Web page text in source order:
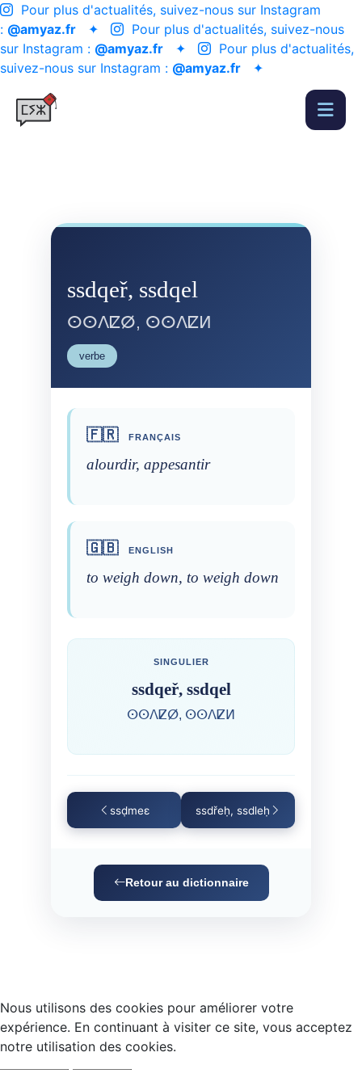
Pour plus d'actualités, suivez-nous sur Instagram
: @amyaz.fr ✦
Pour plus d'actualités, suivez-nous
sur Instagram : @amyaz.fr ✦
Pour plus d'actualités,
suivez-nous sur Instagram : @amyaz.fr ✦
ssdqeř, ssdqel
ⵙⵙⴷⵇⵁ, ⵙⵙⴷⵇⵍ
verbe
🇫🇷 FRANÇAIS
alourdir, appesantir
🇬🇧 ENGLISH
to weigh down, to weigh down
SINGULIER
ssdqeř, ssdqel
ⵙⵙⴷⵇⵁ, ⵙⵙⴷⵇⵍ
ssḍmeɛ ssdřeḥ, ssdleḥ
Retour au dictionnaire
Nous utilisons des cookies pour améliorer votre
expérience. En continuant à visiter ce site, vous acceptez
notre utilisation des cookies.